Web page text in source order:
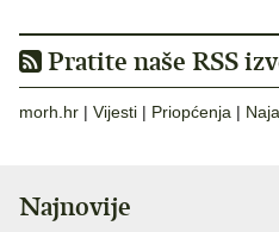
Pratite naše RSS
morh.hr | Vijesti | Priopćenja |
Najnovije